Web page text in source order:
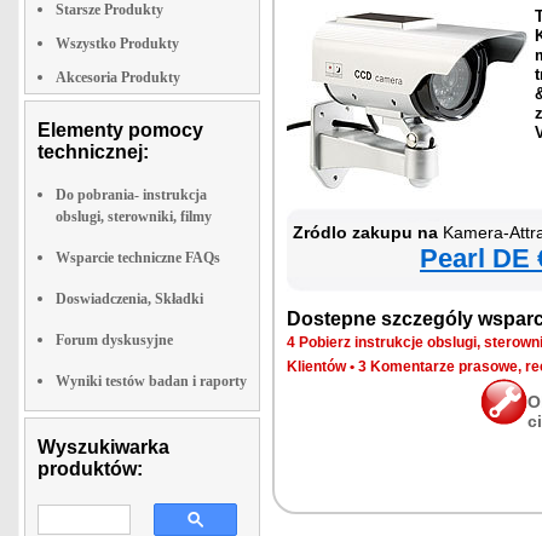
Starsze Produkty
Wszystko Produkty
Akcesoria Produkty
Elementy pomocy
technicznej:
Do pobrania- instrukcja
obslugi, sterowniki, filmy
Wsparcie techniczne FAQs
Doswiadczenia, Składki
Forum dyskusyjne
Wyniki testów badan i raporty
Wyszukiwarka
produktów:
Zró­dlo za­ku­pu na Ka­me­ra-
Pe­arl DE
Do­step­ne szcze­gó­ly
4 Po­bierz in­struk­cje ob­slu­gi,
Klien­tów• 3 Ko­men­ta­rze pra­so­we,